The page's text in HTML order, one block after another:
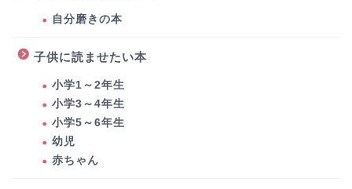
自分磨きの本
子供に読ませたい本
小学1～2年生
小学3～4年生
小学5～6年生
幼児
赤ちゃん